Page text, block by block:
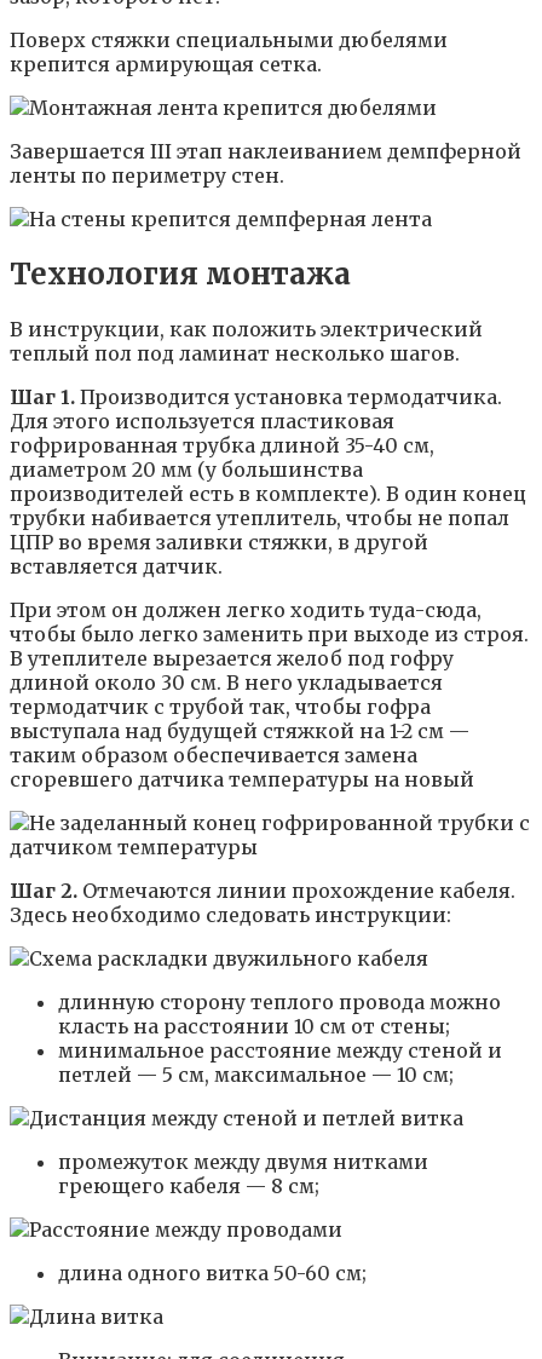
Поверх стяжки специальными дюбелями
крепится армирующая сетка.
Завершается III этап наклеиванием демпферной
ленты по периметру стен.
Технология монтажа
В инструкции, как положить электрический
теплый пол под ламинат несколько шагов.
Шаг 1. Производится установка термодатчика.
Для этого используется пластиковая
гофрированная трубка длиной 35-40 см,
диаметром 20 мм (у большинства
производителей есть в комплекте). В один конец
трубки набивается утеплитель, чтобы не попал
ЦПР во время заливки стяжки, в другой
вставляется датчик.
При этом он должен легко ходить туда-сюда,
чтобы было легко заменить при выходе из строя.
В утеплителе вырезается желоб под гофру
длиной около 30 см. В него укладывается
термодатчик с трубой так, чтобы гофра
выступала над будущей стяжкой на 1-2 см —
таким образом обеспечивается замена
сгоревшего датчика температуры на новый
Шаг 2. Отмечаются линии прохождение кабеля.
Здесь необходимо следовать инструкции:
длинную сторону теплого провода можно
класть на расстоянии 10 см от стены;
минимальное расстояние между стеной и
петлей — 5 см, максимальное — 10 см;
промежуток между двумя нитками
греющего кабеля — 8 см;
длина одного витка 50-60 см;